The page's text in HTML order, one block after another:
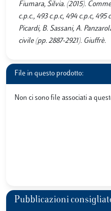
Fiumara, Silvia. (2015).
c.p.c., 493 c.p.c, 494 c.p.c, 495
Picardi, B. Sassani, A.
civile (pp. 2887-2921). Giuffrè.
File in questo prodotto:
Non ci sono file associati a
Pubblicazioni